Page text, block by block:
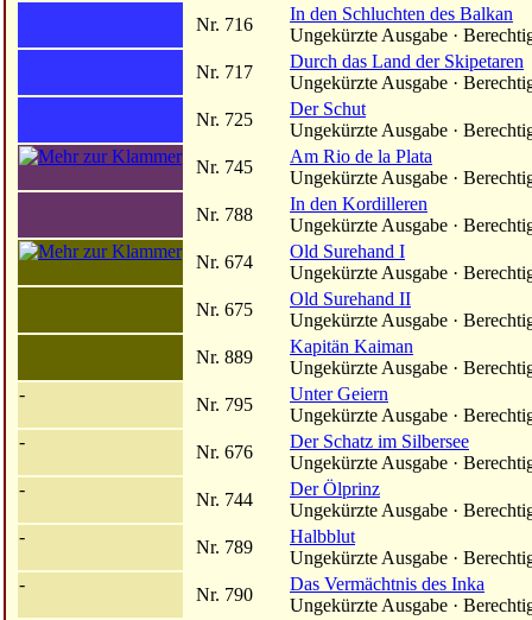
Nr. 716
In den Schluchten des Balkan
Ungekürzte Ausgabe ·
Nr. 717
Durch das Land der Skipetaren
Ungekürzte Ausgabe ·
Nr. 725
Der Schut
Ungekürzte Ausgabe ·
Nr. 745
Am Rio de la Plata
Ungekürzte Ausgabe ·
Nr. 788
In den Kordilleren
Ungekürzte Ausgabe ·
Nr. 674
Old Surehand I
Ungekürzte Ausgabe ·
Nr. 675
Old Surehand II
Ungekürzte Ausgabe ·
Nr. 889
Kapitän Kaiman
Ungekürzte Ausgabe ·
-
Nr. 795
Unter Geiern
Ungekürzte Ausgabe ·
-
Nr. 676
Der Schatz im Silbersee
Ungekürzte Ausgabe ·
-
Nr. 744
Der Ölprinz
Ungekürzte Ausgabe ·
-
Nr. 789
Halbblut
Ungekürzte Ausgabe ·
-
Nr. 790
Das Vermächtnis des Inka
Ungekürzte Ausgabe ·